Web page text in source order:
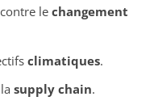
le changement
climatiques.
supply chain.